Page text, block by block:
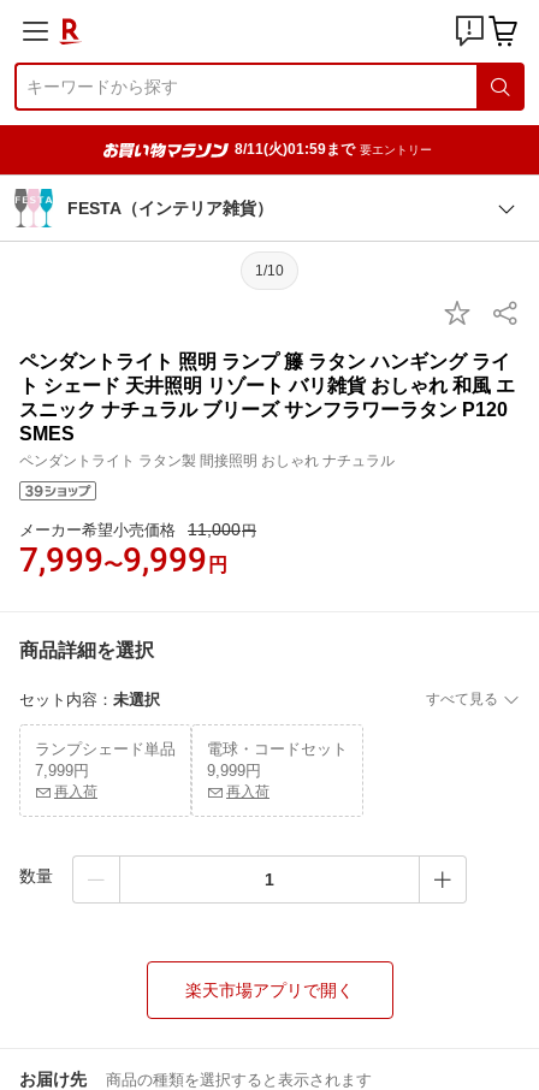
8/11(火)01:59まで 要エントリー
FESTA（インテリア雑貨）
1/10
ペンダントライト 照明 ランプ 籐 ラタン ハンギング ライ
ト シェード 天井照明 リゾート バリ雑貨 おしゃれ 和風 エ
スニック ナチュラル ブリーズ サンフラワーラタン P120
SMES
ペンダントライト ラタン製 間接照明 おしゃれ ナチュラル
メーカー希望小売価格 11,000円
7,999〜9,999 円
商品詳細を選択
セット内容 ： 未選択 すべて見る
ランプシェード単品
7,999円
再入荷
電球・コードセット
9,999円
再入荷
数量
楽天市場アプリで開く
お届け先 商品の種類を選択すると表示されます